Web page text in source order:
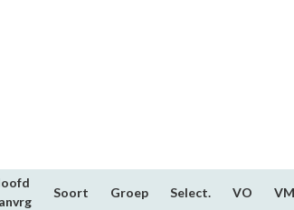
Soort Groep Select. VO VM